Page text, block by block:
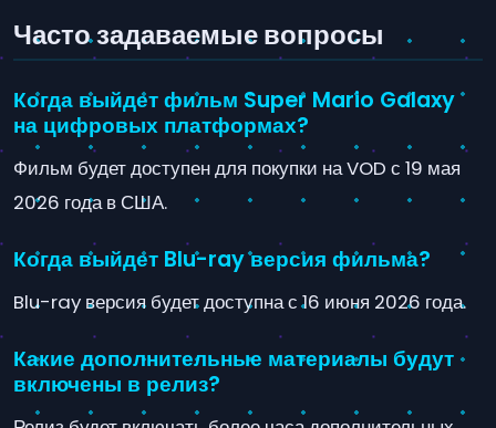
Часто задаваемые вопросы
Когда выйдет фильм Super Mario Galaxy
на цифровых платформах?
Фильм будет доступен для покупки на VOD с 19 мая
2026 года в США.
Когда выйдет Blu-ray версия фильма?
Blu-ray версия будет доступна с 16 июня 2026 года.
Какие дополнительные материалы будут
включены в релиз?